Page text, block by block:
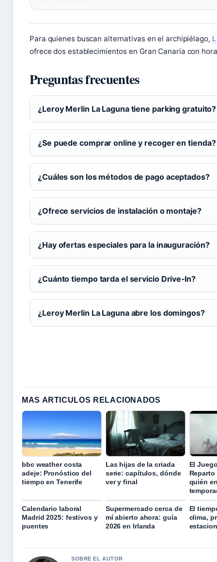
Para quienes buscan alternativas en el archipiélago,
ofrece dos establecimientos en Gran Canaria con
Preguntas frecuentes
¿Leroy Merlin La Laguna tiene parking gratuito?
¿Se puede comprar online y recoger en tienda?
¿Cuáles son los métodos de pago aceptados?
¿Ofrece servicios de instalación o montaje?
¿Hay ofertas especiales para la inauguración?
¿Cuánto tiempo tarda el servicio Drive‑In?
¿Leroy Merlin La Laguna abre los domingos?
MAS ARTICULOS RELACIONADOS
bbc weather costa
adeje: Pronóstico del
tiempo en Tenerife
Las hijas de la criada
serie: capítulos, dónde
ver y final
El
Reparto
quién
Calendario laboral
Madrid 2025: festivos y
puentes
Supermercado cerca de
mí abierto ahora: guía
2026 en Irlanda
El
clima,
SOBRE EL AUTOR